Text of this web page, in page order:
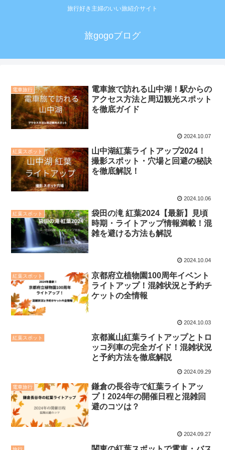
旅行好き主婦のいい旅紹介サイト
旅gogoブログ
電車旅行
電車旅で訪れる山中湖！駅からの
アクセス方法と周辺観光スポット
を徹底ガイド
2024.10.07
紅葉スポット
山中湖紅葉ライトアップ2024！
撮影スポット・穴場と回避の秘訣
を徹底解説！
2024.10.06
紅葉スポット
袋田の滝 紅葉2024【最新】見頃
時期・ライトアップ情報満載！混
雑を避ける方法も解説
2024.10.04
紅葉スポット
京都府立植物園100周年イベント
ライトアップ！混雑状況と予約チ
ケットの全情報
2024.10.03
紅葉スポット
京都嵐山紅葉ライトアップとトロ
ッコ列車の完全ガイド！混雑状況
と予約方法を徹底解説
2024.09.29
電車旅行
鎌倉の長谷寺で紅葉ライトアッ
プ！2024年の開催日程と混雑回
避のコツは？
2024.09.27